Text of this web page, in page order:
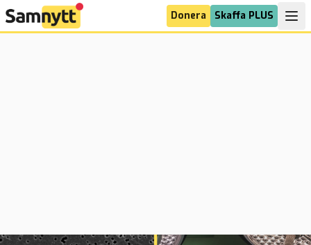
Donera Skaffa PLUS